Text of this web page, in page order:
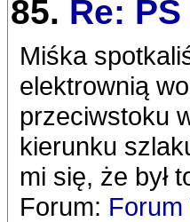
85. Re:
Miśka
elektrownią
przeciwstoku
kierunku
mi się, że był
Forum: